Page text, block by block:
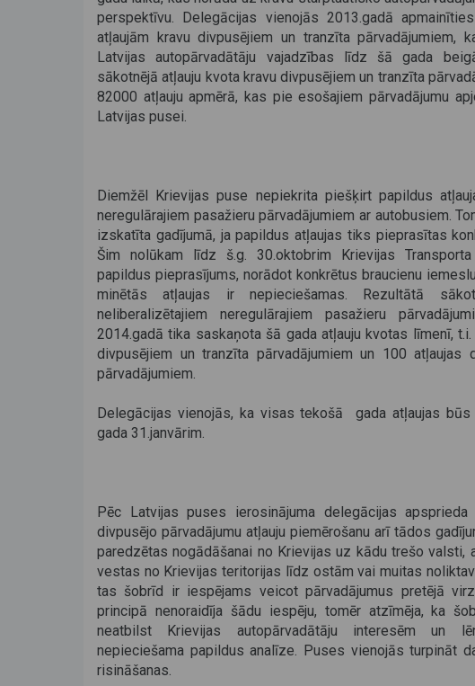
perspektīvu. Delegācijas vienojās 2013.gadā
atļaujām kravu divpusējiem un tranzīta pārvadājumiem,
Latvijas autopārvadātāju vajadzības līdz šā gada
sākotnējā atļauju kvota kravu divpusējiem un tranzīta
82000 atļauju apmērā, kas pie esošajiem pārvadājumu
Latvijas pusei.
Diemžēl Krievijas puse nepiekrita piešķirt papildus
neregulārajiem pasažieru pārvadājumiem ar autobusiem.
izskatīta gadījumā, ja papildus atļaujas tiks pieprasītas
Šim nolūkam līdz š.g. 30.oktobrim Krievijas
papildus pieprasījums, norādot konkrētus braucienu
minētās atļaujas ir nepieciešamas. Rezultātā
neliberalizētajiem neregulārajiem pasažieru
2014.gadā tika saskaņota šā gada atļauju kvotas līmenī,
divpusējiem un tranzīta pārvadājumiem un 100 atļaujas
pārvadājumiem.
Delegācijas vienojās, ka visas tekošā gada atļaujas
gada 31.janvārim.
Pēc Latvijas puses ierosinājuma delegācijas apsprieda
divpusējo pārvadājumu atļauju piemērošanu arī tādos
paredzētas nogādāšanai no Krievijas uz kādu trešo valsti,
vestas no Krievijas teritorijas līdz ostām vai muitas
tas šobrīd ir iespējams veicot pārvadājumus pretējā
principā nenoraidīja šādu iespēju, tomēr atzīmēja, ka
neatbilst Krievijas autopārvadātāju interesēm un
nepieciešama papildus analīze. Puses vienojās turpināt
risināšanas.